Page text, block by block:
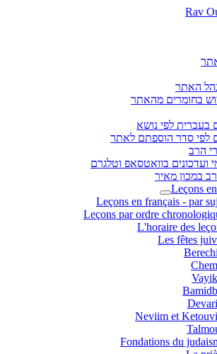
האתר
בחומרים מהאתר
בעברית לפי נושא
לפי סדר הוספתם לאתר
הרב
ועדכונים בוואטסאפ וטלגרם
במכון מאיר
Leçons
Leçons en français - par
Leçons par ordre
L'horaire des
Les fêtes
Neviim et
Fondations du